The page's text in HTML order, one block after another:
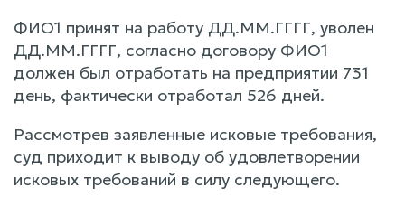
ФИО1 принят на работу ДД.ММ.ГГГГ, уволен
ДД.ММ.ГГГГ, согласно договору ФИО1
должен был отработать на предприятии 731
день, фактически отработал 526 дней.
Рассмотрев заявленные исковые требования,
суд приходит к выводу об удовлетворении
исковых требований в силу следующего.